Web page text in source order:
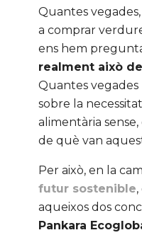
Quantes
a comprar
ens hem
realment això
Quantes
sobre la
alimentària
de què van
Per això, en la
futur sostenible
aqueixos dos
Pankara